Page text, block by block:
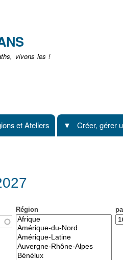
vivons les !
et Ateliers Créer, gérer
Région